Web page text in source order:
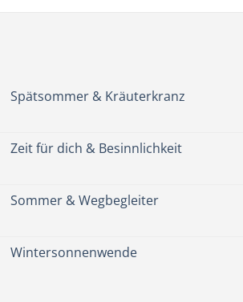
Spätsommer & Kräuterkranz
Spätsommer
&
Zeit für dich & Besinnlichkeit
Zeit
für
Sommer & Wegbegleiter
Sommer
&
Wintersonnenwende